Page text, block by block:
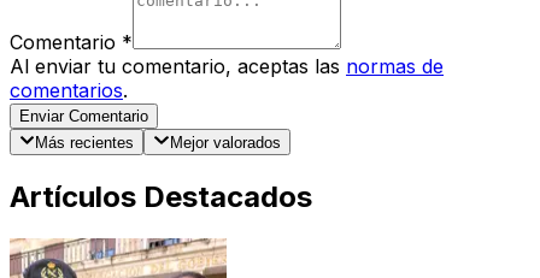
Comentario *
Al enviar tu comentario, aceptas las normas de
comentarios.
Enviar Comentario
Más recientes
Mejor valorados
Artículos Destacados